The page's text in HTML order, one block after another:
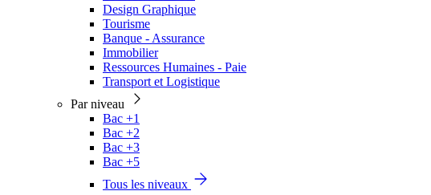
Design Graphique
Tourisme
Banque - Assurance
Immobilier
Ressources Humaines - Paie
Transport et Logistique
Par niveau
Bac +1
Bac +2
Bac +3
Bac +5
Tous les niveaux